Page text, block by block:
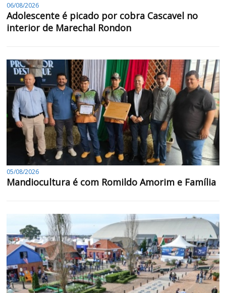
06/08/2026
Adolescente é picado por cobra Cascavel no
interior de Marechal Rondon
05/08/2026
Mandiocultura é com Romildo Amorim e Família